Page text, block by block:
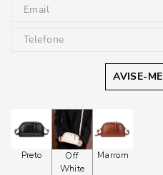
AVISE-ME
Preto
Off
White
Marrom